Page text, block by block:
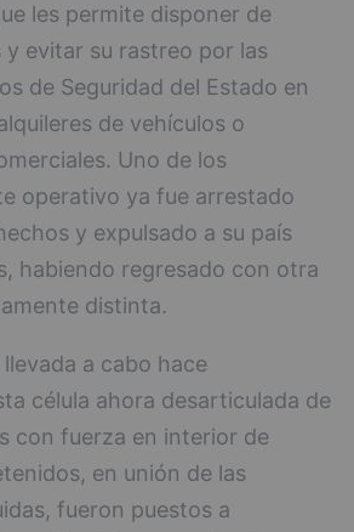
les permite disponer de
y evitar su rastreo por las
de Seguridad del Estado en
de vehículos o
Uno de los
operativo ya fue arrestado
y expulsado a su país
habiendo regresado con otra
distinta.
a cabo hace
célula ahora desarticulada de
con fuerza en interior de
en unión de las
fueron puestos a